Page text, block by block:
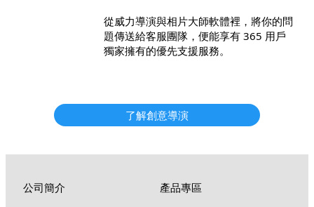
從威力導演與相片大師軟體裡，將你的問
題傳送給客服團隊，便能享有 365 用戶
獨家擁有的優先支援服務。
了解創意導演
公司簡介 產品專區